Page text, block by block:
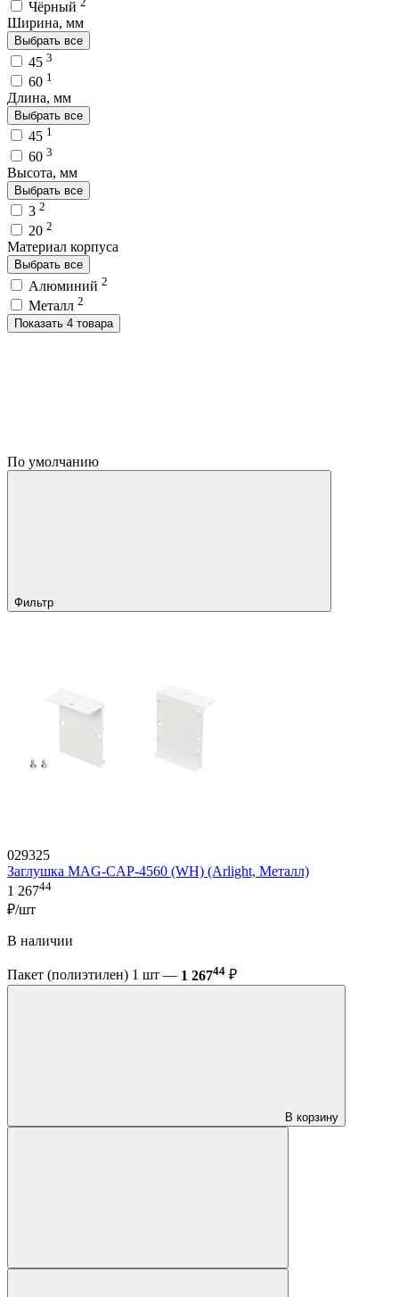
Чёрный
Ширина, мм
Выбрать все
45 3
60 1
Длина, мм
Выбрать все
45 1
60 3
Высота, мм
Выбрать все
3 2
20 2
Материал корпуса
Выбрать все
Алюминий 2
Металл 2
Показать 4 товара
По умолчанию
Фильтр
029325
Заглушка MAG-CAP-4560 (WH) (Arlight, Металл)
1 26744
₽/шт
В наличии
Пакет (полиэтилен) 1 шт — 1 26744 ₽
В корзину